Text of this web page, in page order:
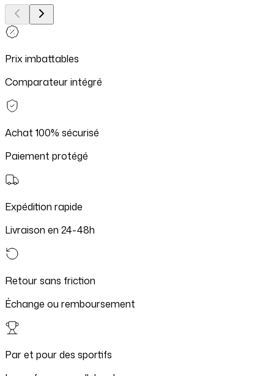
Prix imbattables
Comparateur intégré
Achat 100% sécurisé
Paiement protégé
Expédition rapide
Livraison en 24-48h
Retour sans friction
Échange ou remboursement
Par et pour des sportifs